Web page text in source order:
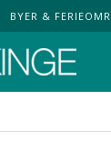
BYER &